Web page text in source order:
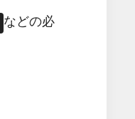
などの必